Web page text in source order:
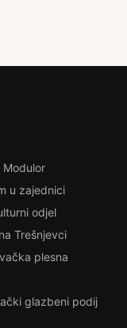
Modulor
u zajednici
odjel
Trešnjevci
plesna
glazbeni podij